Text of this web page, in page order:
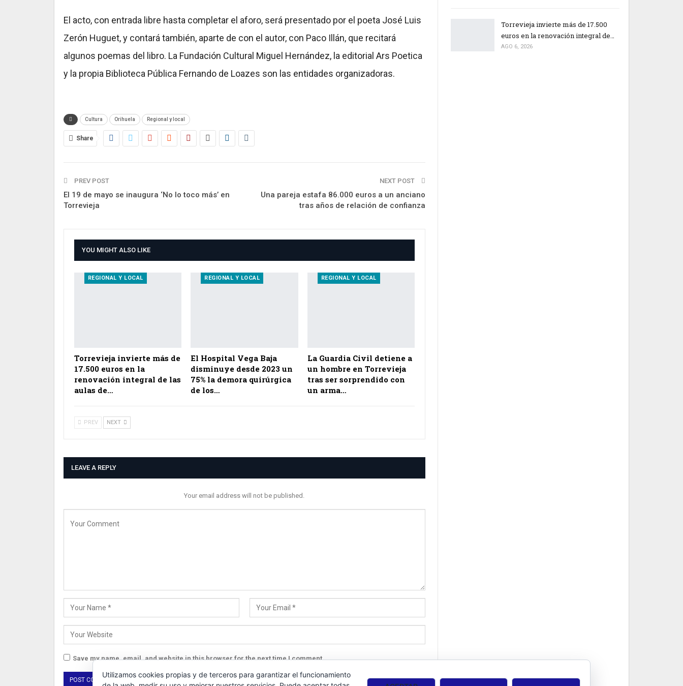
El acto, con entrada libre hasta completar el aforo, será presentado por el poeta José Luis
Zerón Huguet, y contará también, aparte de con el autor, con Paco Illán, que recitará
algunos poemas del libro. La Fundación Cultural Miguel Hernández, la editorial Ars Poetica
y la propia Biblioteca Pública Fernando de Loazes son las entidades organizadoras.
Cultura Orihuela Regional y local
Share
PREV POST
El 19 de mayo se inaugura ‘No lo toco más’ en
Torrevieja
NEXT POST
Una pareja estafa 86.000 euros a un anciano
tras años de relación de confianza
YOU MIGHT ALSO LIKE
REGIONAL Y LOCAL
Torrevieja invierte más de
17.500 euros en la
renovación integral de las
aulas de…
REGIONAL Y LOCAL
El Hospital Vega Baja
disminuye desde 2023 un
75% la demora quirúrgica
de los…
REGIONAL Y LOCAL
La Guardia Civil detiene a
un hombre en Torrevieja
tras ser sorprendido con
un arma…
PREV NEXT
LEAVE A REPLY
Your email address will not be published.
Save my name, email, and website in this browser for the next time I comment.
Torrevieja invierte más de 17.500
euros en la renovación integral de…
AGO 6, 2026
Utilizamos cookies propias y de terceros para garantizar el funcionamiento